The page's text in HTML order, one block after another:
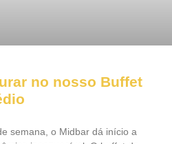
no nosso Buffet
semana, o Midbar dá início a